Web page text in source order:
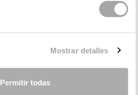
Mostrar detalles
Permitir todas